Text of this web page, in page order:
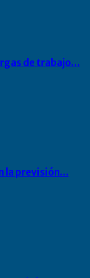
de trabajo…
la previsión…